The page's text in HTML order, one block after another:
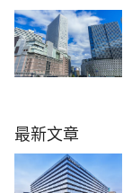
最新文章